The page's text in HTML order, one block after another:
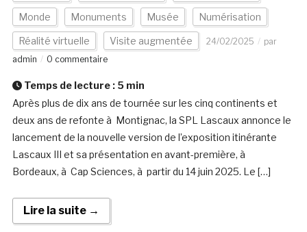
Monde Monuments Musée Numérisation
Réalité virtuelle Visite augmentée 24/02/2025
par
admin
0 commentaire
Temps de lecture : 5 min
Après plus de dix ans de tournée sur les cinq continents et
deux ans de refonte à Montignac, la SPL Lascaux annonce le
lancement de la nouvelle version de l’exposition itinérante
Lascaux III et sa présentation en avant-première, à
Bordeaux, à Cap Sciences, à partir du 14 juin 2025. Le […]
Lire la suite →